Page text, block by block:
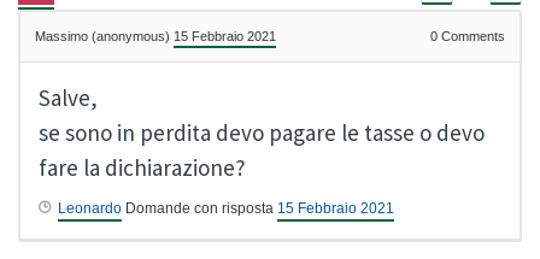
Massimo (anonymous) 15 Febbraio 2021 0 Comments
Salve,
se sono in perdita devo pagare le tasse o devo
fare la dichiarazione?
Leonardo Domande con risposta 15 Febbraio 2021